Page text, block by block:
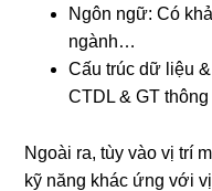
Ngôn ngữ: Có
ngành…
Cấu trúc dữ liệu
CTDL & GT thông
Ngoài ra, tùy vào vị trí
kỹ năng khác ứng với